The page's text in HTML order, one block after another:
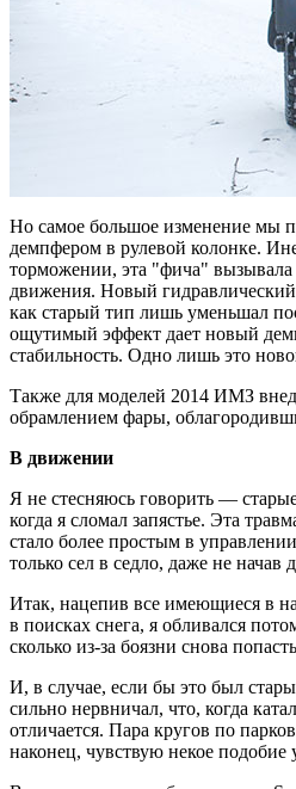
Но самое большое изменение мы
демпфером в рулевой колонке.
торможении, эта "фича" вызывала
движения. Новый гидравлический
как старый тип лишь уменьшал
ощутимый эффект дает новый
стабильность. Одно лишь это
Также для моделей 2014 ИМЗ
обрамлением фары,
В движении
Я не стесняюсь говорить —
когда я сломал запястье. Эта
стало более простым в
только сел в седло, даже не начав
Итак, нацепив все имеющиеся в
в поисках снега, я обливался
сколько из-за боязни снова
И, в случае, если бы это был
сильно нервничал, что, когда
отличается. Пара кругов по
наконец, чувствую некое подобие